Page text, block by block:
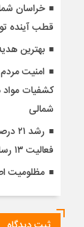
خراسان
قطب آینده
بهترین
شمالی
فعالیت ۱۳ رسانه جدید در ۴ ماه نخست سال
مظلومیت